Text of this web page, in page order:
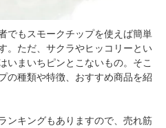
でもスモークチップを使えば簡単
。ただ、サクラやヒッコリーとい
いまいちピンとこないもの。そこ
の種類や特徴、おすすめ商品を紹
ンキングもありますので、売れ筋